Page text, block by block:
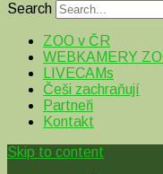
Search
ZOO v ČR
WEBKAMERY
LIVECAMs
Češi zachraňují
Partneři
Kontakt
Skip to content